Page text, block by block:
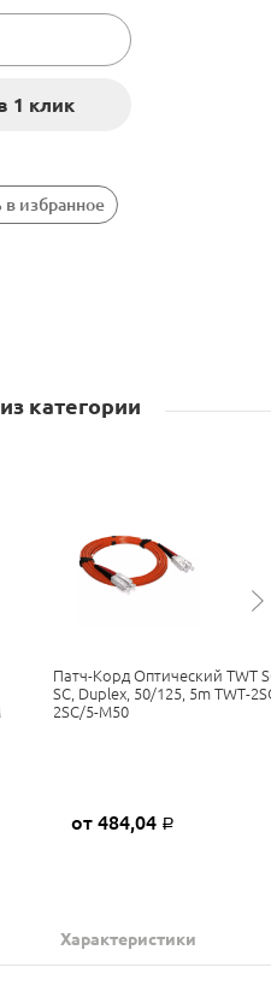
в избранное
категории
Патч-Корд Оптический TWT
SC, Duplex, 50/125, 5m TWT-
2SC/5-M50
от 484,04 Р
Характеристики